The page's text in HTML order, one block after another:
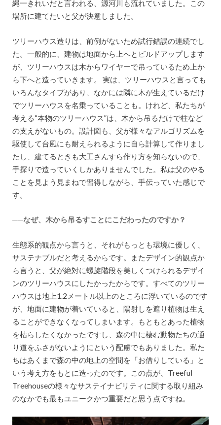
縄一きれいだと言われる、源河川も流れていました。この
場所に建てたいと父が決意しました。
ツリーハウス造りは、前例がないため試行錯誤の連続でし
た。一般的に、建物は地面から上へとビルドアップします
が、ツリーハウスは木からワイヤーで吊っているため上か
ら下へと造っていきます。 実は、ツリーハウスと言っても
いろんなタイプがあり、なかには隣に木が生えているだけ
でツリーハウスを名乗っていることも。けれど、私たちが
考える“本物のツリーハウス”は、木から吊るだけで柱など
の支えがないもの。設計図も、父が様々なアルゴリズムを
駆使して台風にも耐えられるように自ら計算して作りまし
たし、建てるときも大工さんすら作り方を知らないので、
手探りで造っていくしかありませんでした。私は父のやる
ことを見よう見まねで習得しながら、手伝っていた感じで
す。
──なぜ、木から吊るすことにこだわったのですか？
生態系的観点から言うと、それがもっとも環境に優しく、
サステナブルだと考えるからです。またデザイン的観点か
ら言うと、父が絶対に螺旋階段を美しくつけられるデザイ
ンのツリーハウスにしたかったからです。すべてのツリー
ハウスは地上1.2メートル以上のところに浮いているのです
が、地面に建物が着いていると、陽射しを遮り植物は生え
ることができなくなってしまいます。もともとあった植物
を枯らしたくなかったですし、森の中に棲む動物たちの通
り道をふさがないようにという配慮でもありました。私た
ちはあくまで森の中の地上の空間を「お借りしている」と
いう考え方をもとに造ったのです。この点が、Treeful
Treehouseの様々なサステイナビリティに関する取り組み
のなかでも最もユニークかつ重要だと思う点ですね。